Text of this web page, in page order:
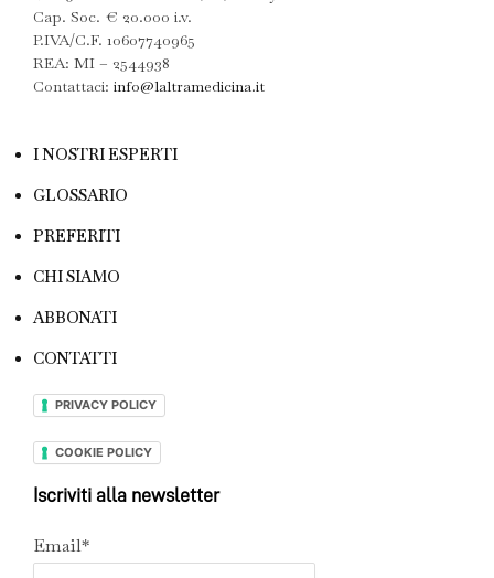
Cap. Soc. € 20.000 i.v.
P.IVA/C.F. 10607740965
REA: MI – 2544938
Contattaci: info@laltramedicina.it
I NOSTRI ESPERTI
GLOSSARIO
PREFERITI
CHI SIAMO
ABBONATI
CONTATTI
PRIVACY POLICY
COOKIE POLICY
Iscriviti alla newsletter
Email*